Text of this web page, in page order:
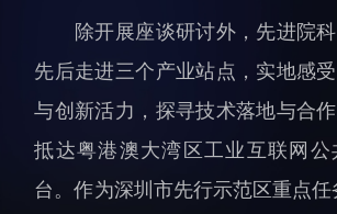
刊物与
科学普
先进视
除开展座谈研讨外，先进院
先后走进三个产业站点，实地感
与创新活力，探寻技术落地与合
抵达粤港澳大湾区工业互联网
台。作为深圳市先行示范区重点任